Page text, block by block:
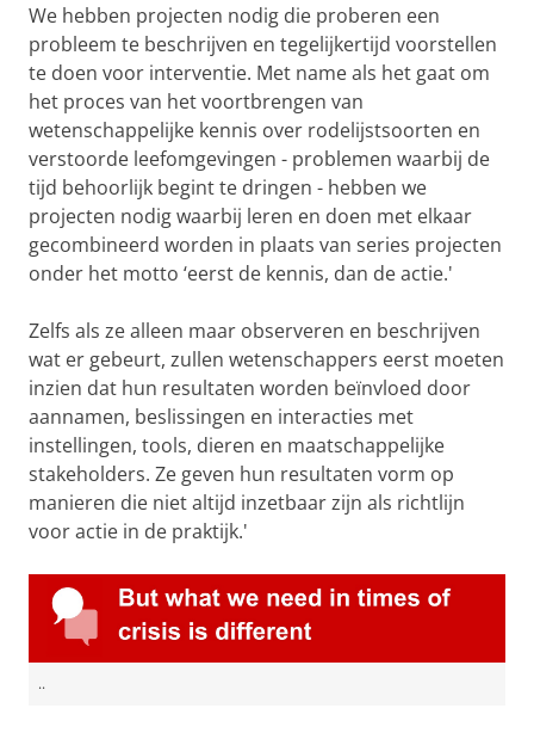
We hebben projecten nodig die proberen een
probleem te beschrijven en tegelijkertijd voorstellen
te doen voor interventie. Met name als het gaat om
het proces van het voortbrengen van
wetenschappelijke kennis over rodelijstsoorten en
verstoorde leefomgevingen - problemen waarbij de
tijd behoorlijk begint te dringen - hebben we
projecten nodig waarbij leren en doen met elkaar
gecombineerd worden in plaats van series projecten
onder het motto ‘eerst de kennis, dan de actie.'
Zelfs als ze alleen maar observeren en beschrijven
wat er gebeurt, zullen wetenschappers eerst moeten
inzien dat hun resultaten worden beïnvloed door
aannamen, beslissingen en interacties met
instellingen, tools, dieren en maatschappelijke
stakeholders. Ze geven hun resultaten vorm op
manieren die niet altijd inzetbaar zijn als richtlijn
voor actie in de praktijk.'
..